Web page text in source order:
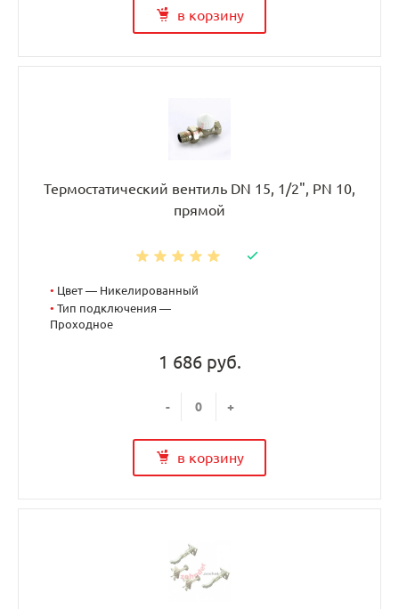
в корзину
Термостатический вентиль DN 15, 1/2", PN 10,
прямой
• Цвет — Никелированный
• Тип подключения —
Проходное
1 686 руб.
- +
в корзину